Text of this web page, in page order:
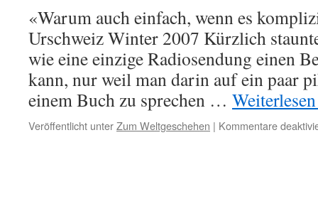
«Warum auch einfach, wenn es
Urschweiz Winter 2007 Kürzlich
wie eine einzige Radiosendung einen
kann, nur weil man darin auf ein paar
einem Buch zu sprechen …
Veröffentlicht unterZum Weltgeschehen | Kommentare